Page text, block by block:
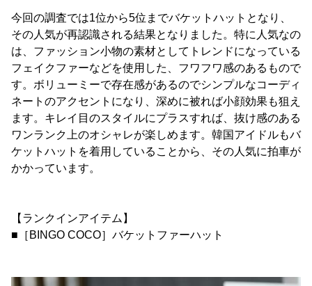
今回の調査では1位から5位までバケットハットとなり、
その人気が再認識される結果となりました。特に人気なの
は、ファッション小物の素材としてトレンドになっている
フェイクファーなどを使用した、フワフワ感のあるもので
す。ボリューミーで存在感があるのでシンプルなコーディ
ネートのアクセントになり、深めに被れば小顔効果も狙え
ます。キレイ目のスタイルにプラスすれば、抜け感のある
ワンランク上のオシャレが楽しめます。韓国アイドルもバ
ケットハットを着用していることから、その人気に拍車が
かかっています。
【ランクインアイテム】
■［BINGO COCO］バケットファーハット